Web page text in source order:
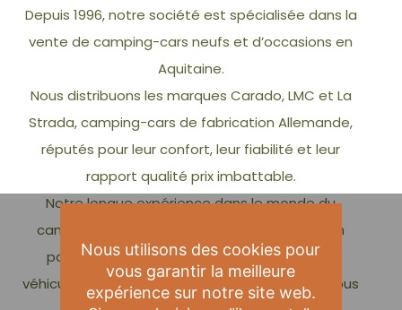
Depuis 1996, notre société est spécialisée dans la
vente de camping-cars neufs et d’occasions en
Aquitaine.
Nous distribuons les marques Carado, LMC et La
Strada, camping-cars de fabrication Allemande,
réputés pour leur confort, leur fiabilité et leur
rapport qualité prix imbattable.
Notre longue expérience dans le monde du
camping-car nous a permis de développer un
parc d’occasion fort d’une cinquantaine de
véhicules disponibles à tout moment et pour tous
Nous utilisons des cookies pour
vous garantir la meilleure
expérience sur notre site web.